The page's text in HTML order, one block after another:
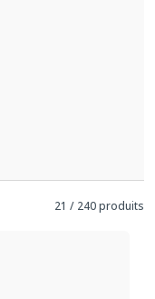
21 / 240produits